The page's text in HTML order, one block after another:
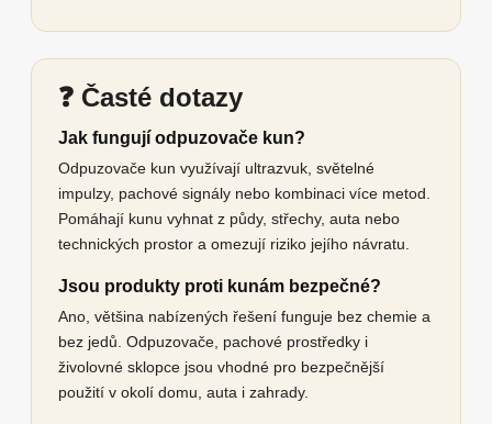
❓ Časté dotazy
Jak fungují odpuzovače kun?
Odpuzovače kun využívají ultrazvuk, světelné
impulzy, pachové signály nebo kombinaci více metod.
Pomáhají kunu vyhnat z půdy, střechy, auta nebo
technických prostor a omezují riziko jejího návratu.
Jsou produkty proti kunám bezpečné?
Ano, většina nabízených řešení funguje bez chemie a
bez jedů. Odpuzovače, pachové prostředky i
živolovné sklopce jsou vhodné pro bezpečnější
použití v okolí domu, auta i zahrady.